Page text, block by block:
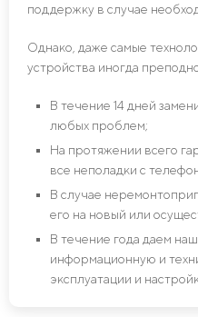
поддержку в случае
Однако, даже самые
устройства иногда
В течение 14 дней
любых проблем;
На протяжении всего
все неполадки с
В случае
его на новый или
В течение года даем
информационную и
эксплуатации и